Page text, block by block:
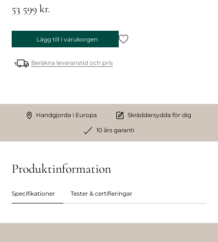
53 599 kr.
Lägg till i varukorgen
Beräkna leveranstid och pris
Handgjorda i Europa Skräddarsydda för dig
10 års garanti
Produktinformation
Specifikationer Tester & certifieringar